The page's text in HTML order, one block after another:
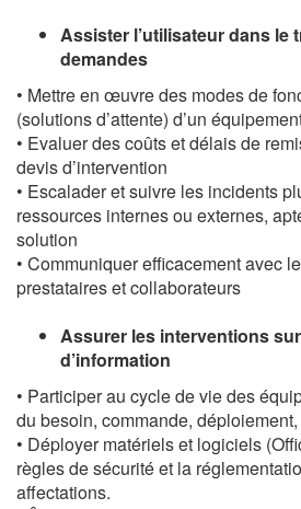
Assister l’utilisateur dans le
demandes
• Mettre en œuvre des modes de
(solutions d’attente) d’un
• Evaluer des coûts et délais de
devis d’intervention
• Escalader et suivre les incidents
ressources internes ou externes,
solution
• Communiquer efficacement avec
prestataires et collaborateurs
Assurer les interventions
d’information
• Participer au cycle de vie des
du besoin, commande,
• Déployer matériels et logiciels
règles de sécurité et la
affectations.